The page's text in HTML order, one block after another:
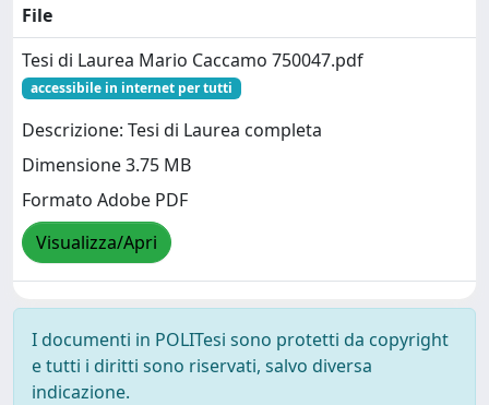
File
Tesi di Laurea Mario Caccamo 750047.pdf
accessibile in internet per tutti
Descrizione: Tesi di Laurea completa
Dimensione 3.75 MB
Formato Adobe PDF
Visualizza/Apri
I documenti in POLITesi sono protetti da copyright
e tutti i diritti sono riservati, salvo diversa
indicazione.